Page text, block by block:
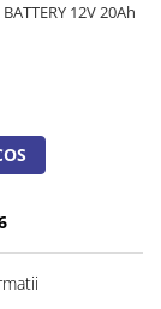
12V 20Ah